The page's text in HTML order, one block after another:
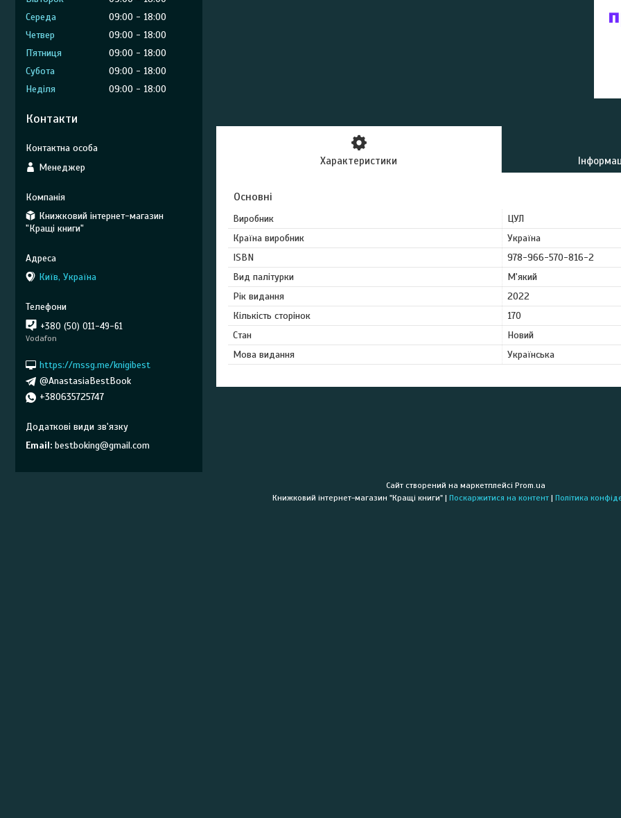
Характеристики
Основні
Виробник
ЦУЛ
Країна виробник
Україна
ISBN
978-966-570-816-2
Вид палітурки
М'який
Рік видання
2022
Кількість сторінок
170
Стан
Новий
Мова видання
Українська
Середа
09:00
18:00
Четвер
09:00
18:00
Пʼятниця
09:00
18:00
Субота
09:00
18:00
Неділя
09:00 18:00
Контакти
Менеджер
Книжковий інтернет-магазин
"Кращі книги"
Київ, Україна
+380 (50) 011-49-61
Vodafon
https://mssg.me/knigibest
@AnastasiaBestBook
+380635725747
Email bestboking@gmail.com
Сайт створений на маркетплейсі Prom.ua
Книжковий інтернет-магазин "Кращі книги" | Поскаржитися на контент | Політика